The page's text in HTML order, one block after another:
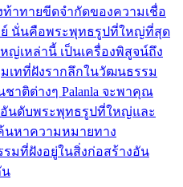
าทายขีดจำกัดของความเชื่อ
ย์ นั่นคือพระพุทธรูปที่ใหญ่ที่สุด
ญ่เหล่านี้ เป็นเครื่องพิสูจน์ถึง
เทที่ฝังรากลึกในวัฒนธรรม
ติต่างๆ Palanla จะพาคุณ
อันดับพระพุทธรูปที่ใหญ่และ
นหาความหมายทาง
มที่ฝังอยู่ในสิ่งก่อสร้างอัน
น